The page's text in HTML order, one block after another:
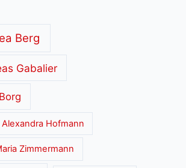
Berg
Gabalier
Alexandra Hofmann
Zimmermann